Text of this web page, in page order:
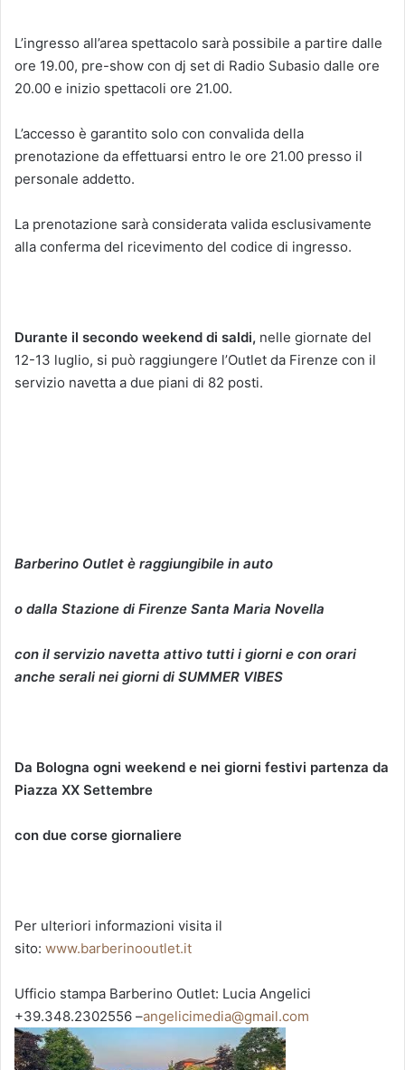
L’ingresso all’area spettacolo sarà possibile a partire dalle
ore 19.00, pre-show con dj set di Radio Subasio dalle ore
20.00 e inizio spettacoli ore 21.00.
L’accesso è garantito solo con convalida della
prenotazione da effettuarsi entro le ore 21.00 presso il
personale addetto.
La prenotazione sarà considerata valida esclusivamente
alla conferma del ricevimento del codice di ingresso.
Durante il secondo weekend di saldi, nelle giornate del
12-13 luglio, si può raggiungere l’Outlet da Firenze con il
servizio navetta a due piani di 82 posti.
Barberino Outlet è raggiungibile in auto
o dalla Stazione di Firenze Santa Maria Novella
con il servizio navetta attivo tutti i giorni e con orari
anche serali nei giorni di SUMMER VIBES
Da Bologna ogni weekend e nei giorni festivi partenza da
Piazza XX Settembre
con due corse giornaliere
Per ulteriori informazioni visita il
sito: www.barberinooutlet.it
Ufficio stampa Barberino Outlet: Lucia Angelici
+39.348.2302556 –angelicimedia@gmail.com